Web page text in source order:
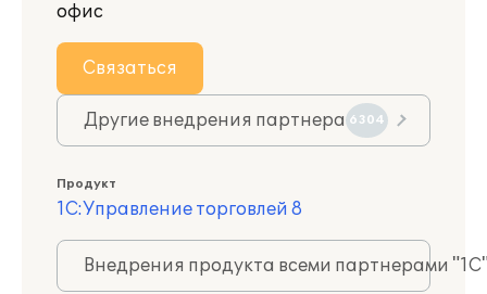
офис
Связаться
Другие внедрения партнера 6304
Продукт
1С:Управление торговлей 8
Внедрения продукта всеми партнерами